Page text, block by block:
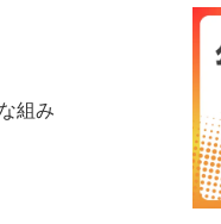
組み